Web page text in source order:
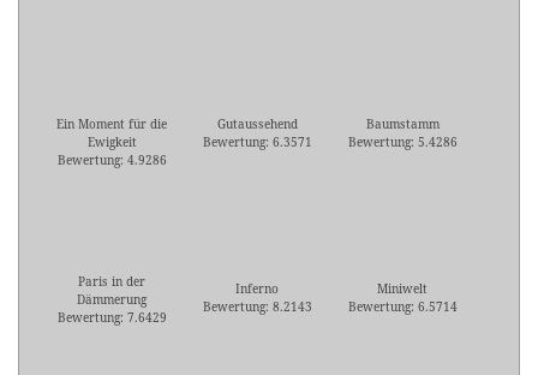
Ein Moment für die
Ewigkeit
Bewertung: 4.9286
Gutaussehend
Bewertung: 6.3571
Baumstamm
Bewertung: 5.4286
Paris in der
Dämmerung
Bewertung: 7.6429
Inferno
Bewertung: 8.2143
Miniwelt
Bewertung: 6.5714